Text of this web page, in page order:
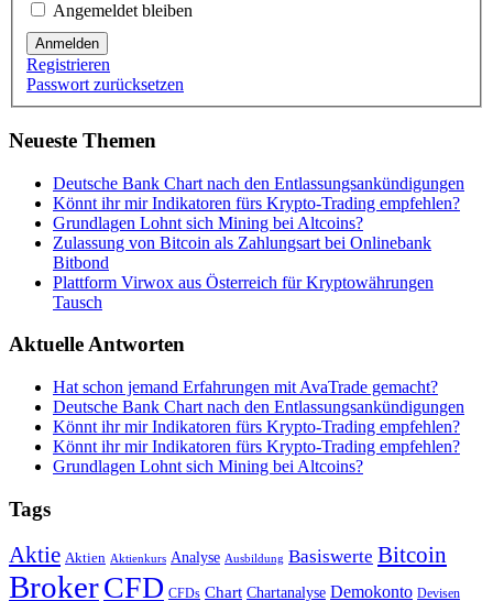
Angemeldet bleiben
Anmelden
Registrieren
Passwort zurücksetzen
Neueste Themen
Deutsche Bank Chart nach den Entlassungsankündigungen
Könnt ihr mir Indikatoren fürs Krypto-Trading empfehlen?
Grundlagen Lohnt sich Mining bei Altcoins?
Zulassung von Bitcoin als Zahlungsart bei Onlinebank
Bitbond
Plattform Virwox aus Österreich für Kryptowährungen
Tausch
Aktuelle Antworten
Hat schon jemand Erfahrungen mit AvaTrade gemacht?
Deutsche Bank Chart nach den Entlassungsankündigungen
Könnt ihr mir Indikatoren fürs Krypto-Trading empfehlen?
Könnt ihr mir Indikatoren fürs Krypto-Trading empfehlen?
Grundlagen Lohnt sich Mining bei Altcoins?
Tags
Aktie Aktien Aktienkurs Analyse Ausbildung Basiswerte Bitcoin
BrokerCFD CFDs Chart Chartanalyse Demokonto Devisen